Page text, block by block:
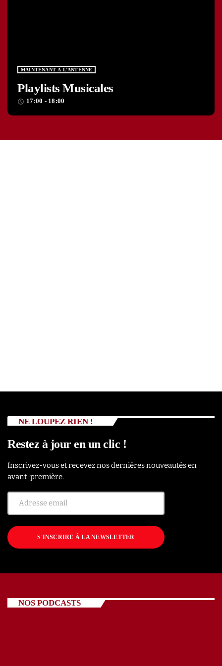
MAINTENANT À L’ANTENNE
Playlists Musicales
access_time 17:00 - 18:00
NE LOUPEZ RIEN !
Restez à jour en un clic !
Inscrivez-vous et recevez nos dernières nouveautés en
avant-première.
S'INSCRIRE À LA NEWSLETTER
NOS PODCASTS